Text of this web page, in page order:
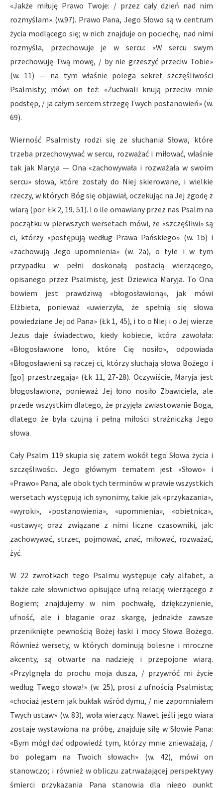
«Jakże miłuję Prawo Twoje: / przez cały dzień nad nim
rozmyślam» (w.97). Prawo Pana, Jego Słowo są w centrum
życia modlącego się; w nich znajduje on pociechę, nad nimi
rozmyśla, przechowuje je w sercu: «W sercu swym
przechowuję Twą mowę, / by nie grzeszyć przeciw Tobie»
(w. 11) — na tym właśnie polega sekret szczęśliwości
Psalmisty; mówi on też: «Zuchwali knują przeciw mnie
podstęp, / ja całym sercem strzegę Twych postanowień» (w.
69).
Wierność Psalmisty rodzi się ze słuchania Słowa, które
trzeba przechowywać w sercu, rozważać i miłować, właśnie
tak jak Maryja — Ona «zachowywała i rozważała w swoim
sercu» słowa, które zostały do Niej skierowane, i wielkie
rzeczy, w których Bóg się objawiał, oczekując na Jej zgodę z
wiarą (por. Łk 2, 19. 51). I o ile omawiany przez nas Psalm na
początku w pierwszych wersetach mówi, że «szczęśliwi» są
ci, którzy «postępują według Prawa Pańskiego» (w. 1b) i
«zachowują Jego upomnienia» (w. 2a), o tyle i w tym
przypadku w pełni doskonałą postacią wierzącego,
opisanego przez Psalmistę, jest Dziewica Maryja. To Ona
bowiem jest prawdziwą «błogosławioną», jak mówi
Elżbieta, ponieważ «uwierzyła, że spełnią się słowa
powiedziane Jej od Pana» (Łk 1, 45), i to o Niej i o Jej wierze
Jezus daje świadectwo, kiedy kobiecie, która zawołała:
«Błogosławione łono, które Cię nosiło», odpowiada
«Błogosławieni są raczej ci, którzy słuchają słowa Bożego i
[go] przestrzegają» (Łk 11, 27-28). Oczywiście, Maryja jest
błogosławiona, ponieważ Jej łono nosiło Zbawiciela, ale
przede wszystkim dlatego, że przyjęła zwiastowanie Boga,
dlatego że była czujną i pełną miłości strażniczką Jego
słowa.
Cały Psalm 119 skupia się zatem wokół tego Słowa życia i
szczęśliwości. Jego głównym tematem jest «Słowo» i
«Prawo» Pana, ale obok tych terminów w prawie wszystkich
wersetach występują ich synonimy, takie jak «przykazania»,
«wyroki», «postanowienia», «upomnienia», «obietnica»,
«ustawy»; oraz związane z nimi liczne czasowniki, jak:
zachowywać, strzec, pojmować, znać, miłować, rozważać,
żyć.
W 22 zwrotkach tego Psalmu występuje cały alfabet, a
także całe słownictwo opisujące ufną relację wierzącego z
Bogiem; znajdujemy w nim pochwałę, dziękczynienie,
ufność, ale i błaganie oraz skargę, jednakże zawsze
przeniknięte pewnością Bożej łaski i mocy Słowa Bożego.
Również wersety, w których dominują bolesne i mroczne
akcenty, są otwarte na nadzieję i przepojone wiarą.
«Przylgnęła do prochu moja dusza, / przywróć mi życie
według Twego słowa!» (w. 25), prosi z ufnością Psalmista;
«chociaż jestem jak bukłak wśród dymu, / nie zapomniałem
Twych ustaw» (w. 83), woła wierzący. Nawet jeśli jego wiara
zostaje wystawiona na próbę, znajduje siłę w Słowie Pana:
«Bym mógł dać odpowiedź tym, którzy mnie znieważają, /
bo polegam na Twoich słowach» (w. 42), mówi on
stanowczo; i również w obliczu zatrważającej perspektywy
śmierci przykazania Pana stanowią dla niego punkt